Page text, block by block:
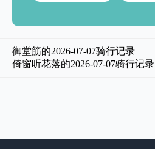
御堂筋的2026-07-07骑行记录
倚窗听花落的2026-07-07骑行记录